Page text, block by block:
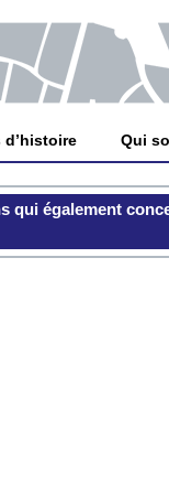
d’histoire Qui
qui également